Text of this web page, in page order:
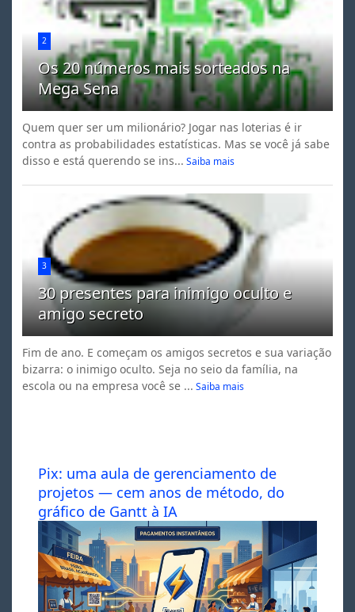
2
Os 20 números mais sorteados na
Mega Sena
Quem quer ser um milionário? Jogar nas loterias é ir
contra as probabilidades estatísticas. Mas se você já sabe
disso e está querendo se ins... Saiba mais
3
30 presentes para inimigo oculto e
amigo secreto
Fim de ano. E começam os amigos secretos e sua variação
bizarra: o inimigo oculto. Seja no seio da família, na
escola ou na empresa você se ... Saiba mais
Pix: uma aula de gerenciamento de
projetos — cem anos de método, do
gráfico de Gantt à IA